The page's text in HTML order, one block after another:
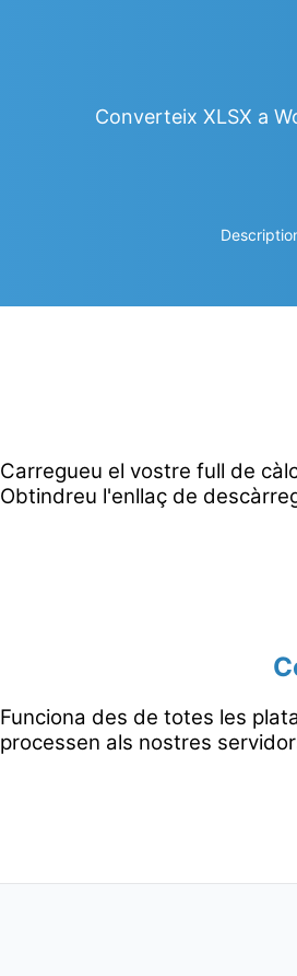
Converteix XLSX a
Carregueu el vostre full de
Obtindreu l'enllaç de
Funciona des de totes les
processen als nostres